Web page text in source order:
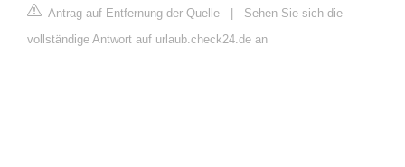
Antrag auf Entfernung der Quelle | Sehen Sie sich die
vollständige Antwort auf urlaub.check24.de an